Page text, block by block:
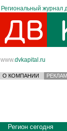
Региональный журнал
www.dvkapital.ru
О КОМПАНИИ
Регион сегодня